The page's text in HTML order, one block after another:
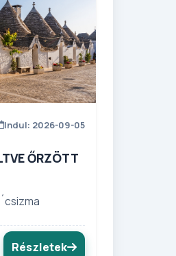
Indul: 2026-09-05
ŐRZÖTT
Részletek